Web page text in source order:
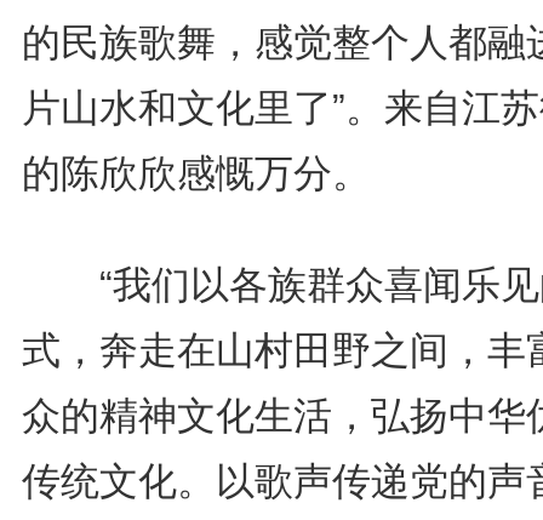
的民族歌舞，感觉整个人都融
片山水和文化里了”。来自江
的陈欣欣感慨万分。
“我们以各族群众喜闻乐见
式，奔走在山村田野之间，丰
众的精神文化生活，弘扬中华
传统文化。以歌声传递党的声